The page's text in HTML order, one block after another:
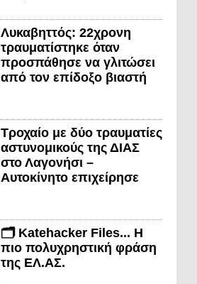
Λυκαβηττός: 22χρονη
τραυματίστηκε όταν
προσπάθησε να γλιτώσει
από τον επίδοξο βιαστή
Τροχαίο με δύο τραυματίες
αστυνομικούς της ΔΙΑΣ
στο Λαγονήσι –
Αυτοκίνητο επιχείρησε
🗂️ Katehacker Files... Η
πιο πολυχρηστική φράση
της ΕΛ.ΑΣ.